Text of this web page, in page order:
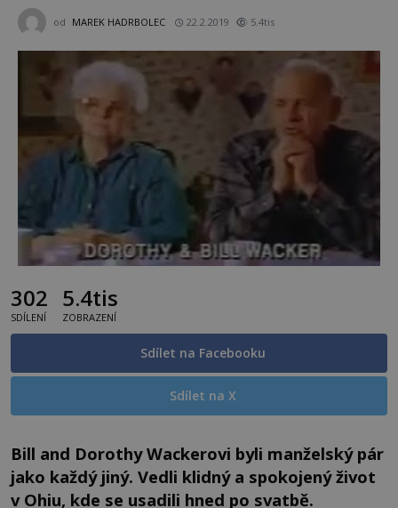
od MAREK HADRBOLEC 22.2.2019 5.4tis
302
SDÍLENÍ
5.4tis
ZOBRAZENÍ
Sdílet na Facebooku
Sdílet na X
Bill and Dorothy Wackerovi byli manželský pár
jako každý jiný. Vedli klidný a spokojený život
v Ohiu, kde se usadili hned po svatbě.